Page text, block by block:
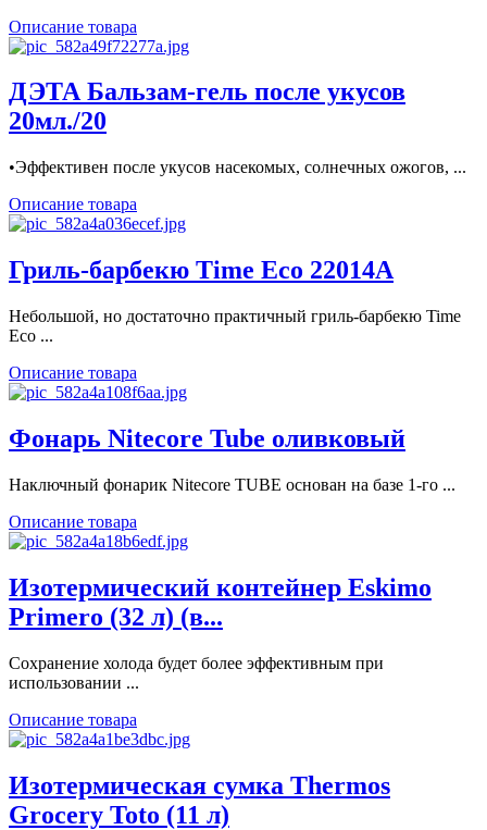
Описание товара
ДЭТА Бальзам-гель после укусов
20мл./20
•Эффективен после укусов насекомых, солнечных ожогов, ...
Описание товара
Гриль-барбекю Time Eco 22014А
Небольшой, но достаточно практичный гриль-барбекю Time
Eco ...
Описание товара
Фонарь Nitecore Tube оливковый
Наключный фонарик Nitecore TUBE основан на базе 1-го ...
Описание товара
Изотермический контейнер Eskimo
Primero (32 л) (в...
Сохранение холода будет более эффективным при
использовании ...
Описание товара
Изотермическая сумка Thermos
Grocery Toto (11 л)